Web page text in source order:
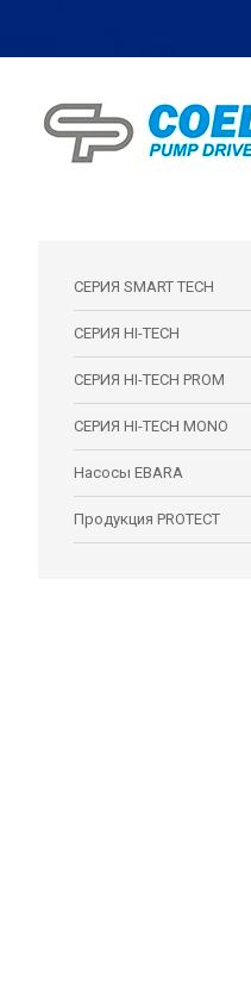
СЕРИЯ SMART TECH
СЕРИЯ HI-TECH
СЕРИЯ HI-TECH PROM
СЕРИЯ HI-TECH MONO
Насосы EBARA
Продукция PROTECT